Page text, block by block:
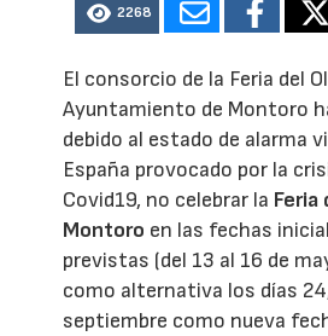
2268
El consorcio de la Feria del
Ayuntamiento de Montoro
debido al estado de alarma
España provocado por la
Covid19, no celebrar la Feria
Montoro en las fechas
previstas (del 13 al 16 de
como alternativa los días
septiembre como nueva